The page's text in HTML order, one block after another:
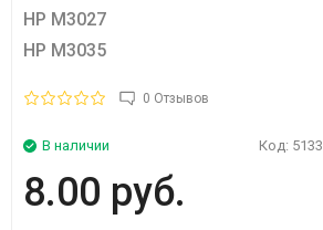
HP M3027
HP M3035
0 Отзывов
В наличии Код: 5133
8.00 руб.